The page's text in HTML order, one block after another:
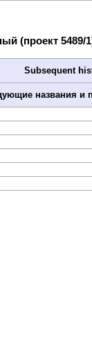
(проект 5489/
Subsequent
названия и